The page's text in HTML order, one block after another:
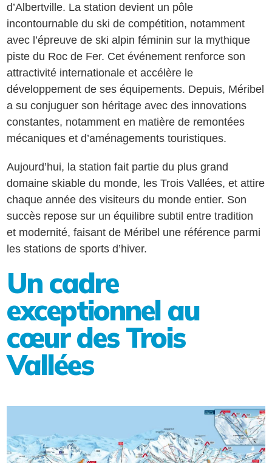
d’Albertville. La station devient un pôle
incontournable du ski de compétition, notamment
avec l’épreuve de ski alpin féminin sur la mythique
piste du Roc de Fer. Cet événement renforce son
attractivité internationale et accélère le
développement de ses équipements. Depuis, Méribel
a su conjuguer son héritage avec des innovations
constantes, notamment en matière de remontées
mécaniques et d’aménagements touristiques.
Aujourd’hui, la station fait partie du plus grand
domaine skiable du monde, les Trois Vallées, et attire
chaque année des visiteurs du monde entier. Son
succès repose sur un équilibre subtil entre tradition
et modernité, faisant de Méribel une référence parmi
les stations de sports d’hiver.
Un cadre
exceptionnel au
cœur des Trois
Vallées